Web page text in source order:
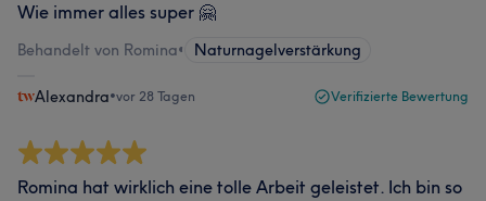
Wie immer alles super 🤗
Behandelt von Romina• Naturnagelverstärkung
Alexandra•vor 28 Tagen Verifizierte Bewertung
Romina hat wirklich eine tolle Arbeit geleistet. Ich bin so